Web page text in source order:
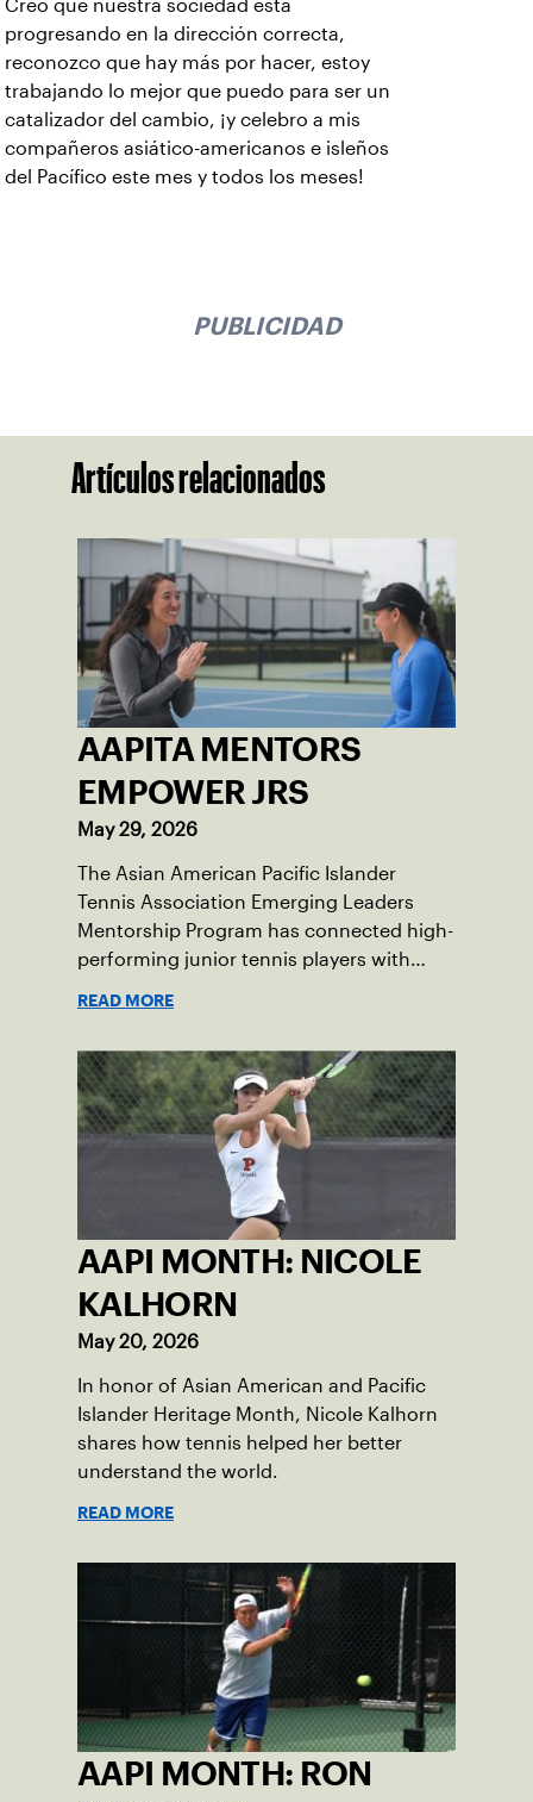
Creo que nuestra sociedad está
progresando en la dirección correcta,
reconozco que hay más por hacer, estoy
trabajando lo mejor que puedo para ser un
catalizador del cambio, ¡y celebro a mis
compañeros asiático-americanos e isleños
del Pacífico este mes y todos los meses!
PUBLICIDAD
Artículos relacionados
AAPITA MENTORS
EMPOWER JRS
May 29, 2026
The Asian American Pacific Islander
Tennis Association Emerging Leaders
Mentorship Program has connected high-
performing junior tennis players with
empowering them to embrace their
heritage.
READ MORE
AAPI MONTH: NICOLE
KALHORN
May 20, 2026
In honor of Asian American and Pacific
Islander Heritage Month, Nicole Kalhorn
shares how tennis helped her better
understand the world.
READ MORE
AAPI MONTH: RON